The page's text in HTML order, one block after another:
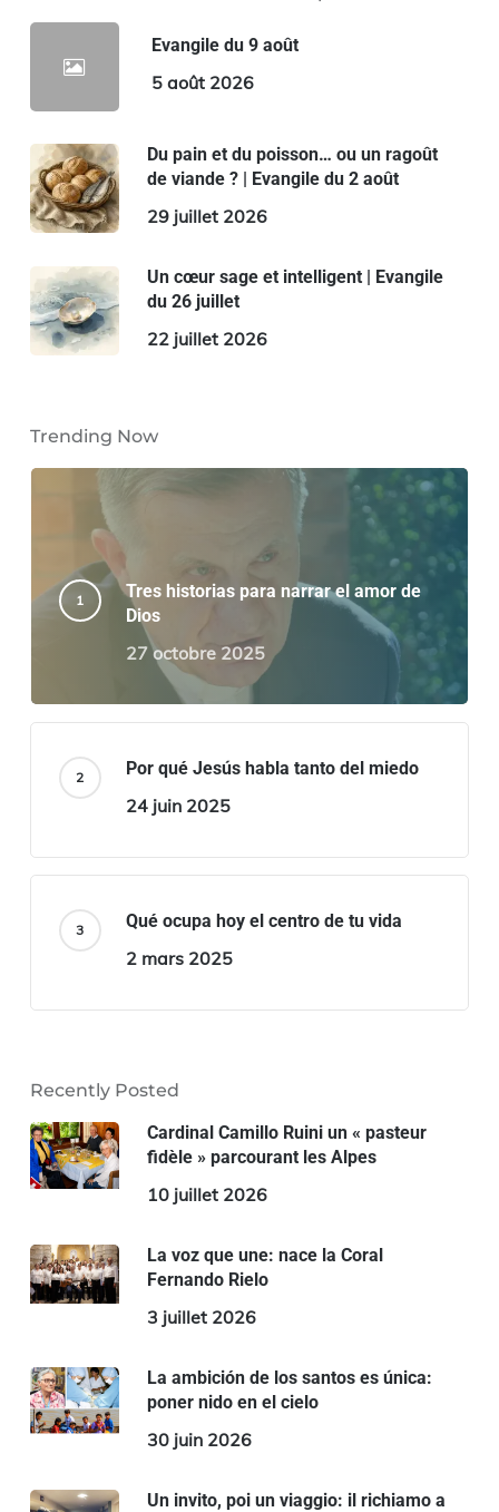
Evangile du 9 août
5 août 2026
Du pain et du poisson… ou un ragoût
de viande ? | Evangile du 2 août
29 juillet 2026
Un cœur sage et intelligent | Evangile
du 26 juillet
22 juillet 2026
Trending Now
Tres historias para narrar el amor de
Dios
27 octobre 2025
Por qué Jesús habla tanto del miedo
24 juin 2025
Qué ocupa hoy el centro de tu vida
2 mars 2025
Recently Posted
Cardinal Camillo Ruini un « pasteur
fidèle » parcourant les Alpes
10 juillet 2026
La voz que une: nace la Coral
Fernando Rielo
3 juillet 2026
La ambición de los santos es única:
poner nido en el cielo
30 juin 2026
Un invito, poi un viaggio: il richiamo a